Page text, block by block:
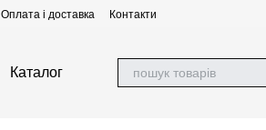
Оплата і доставка Контакти
Каталог